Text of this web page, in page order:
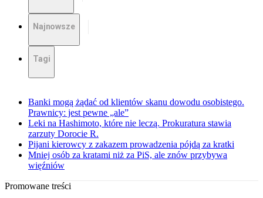
Najnowsze
Tagi
Banki mogą żądać od klientów skanu dowodu osobistego.
Prawnicy: jest pewne „ale”
Leki na Hashimoto, które nie leczą. Prokuratura stawia
zarzuty Dorocie R.
Pijani kierowcy z zakazem prowadzenia pójdą za kratki
Mniej osób za kratami niż za PiS, ale znów przybywa
więźniów
Promowane treści